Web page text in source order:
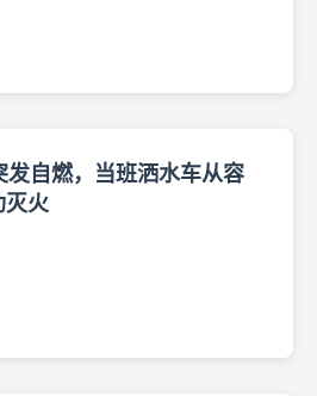
发自燃，当班洒水车从容
灭火